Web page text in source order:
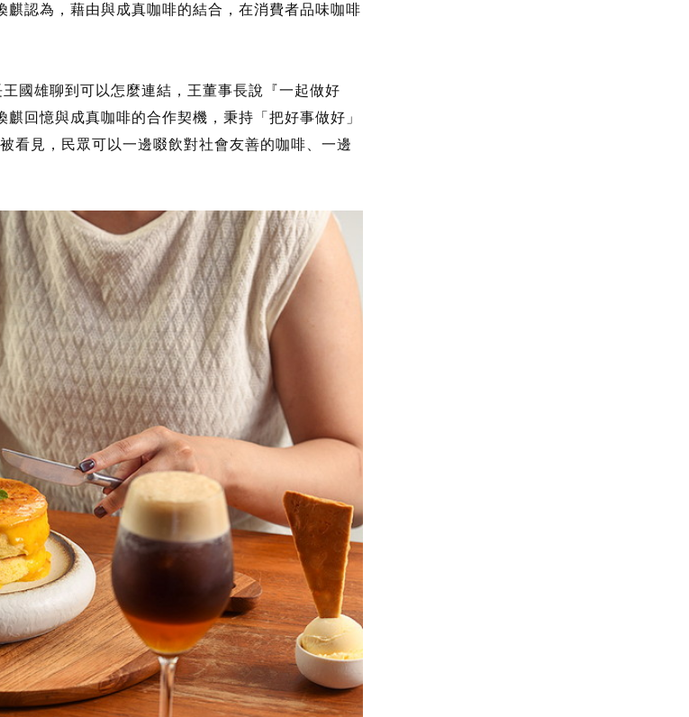
認為，藉由與成真咖啡的結合，在消費者品味咖啡
國雄聊到可以怎麼連結，王董事長說『一起做好
回憶與成真咖啡的合作契機，秉持「把好事做好」
看見，民眾可以一邊啜飲對社會友善的咖啡、一邊